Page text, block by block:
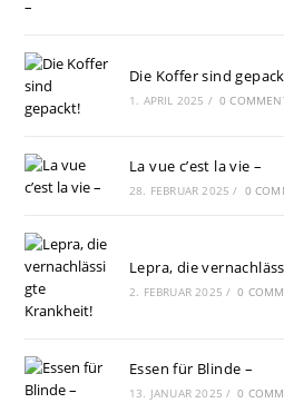
Die Koffer sind
1. APRIL 2025 / 0
La vue c’est la vie –
28. FEBRUAR 2025 / 0
Lepra, die
2. FEBRUAR 2025 / 0
Essen für Blinde –
13. JANUAR 2025 / 0